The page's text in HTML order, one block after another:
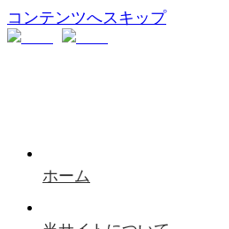
コンテンツへスキップ
ホーム